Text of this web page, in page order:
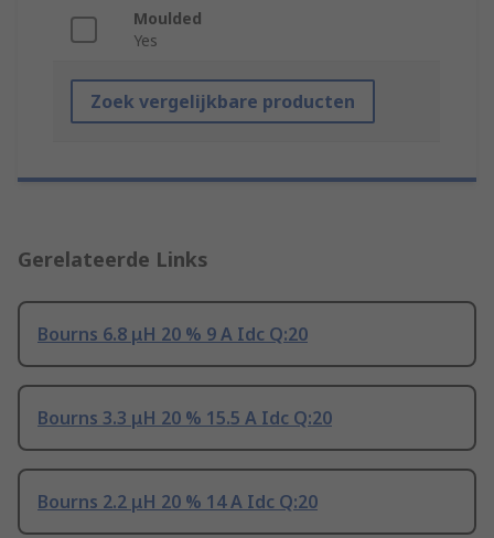
Moulded
Yes
Zoek vergelijkbare producten
Gerelateerde Links
Bourns 6.8 μH 20 % 9 A Idc Q:20
Bourns 3.3 μH 20 % 15.5 A Idc Q:20
Bourns 2.2 μH 20 % 14 A Idc Q:20